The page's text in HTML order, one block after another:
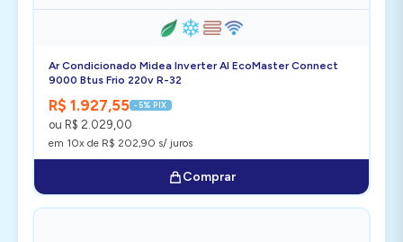
Ar Condicionado Midea Inverter AI EcoMaster Connect
9000 Btus Frio 220v R-32
R$ 1.927,55 -5% PIX
ou R$ 2.029,00
em 10x de R$ 202,90 s/ juros
Comprar